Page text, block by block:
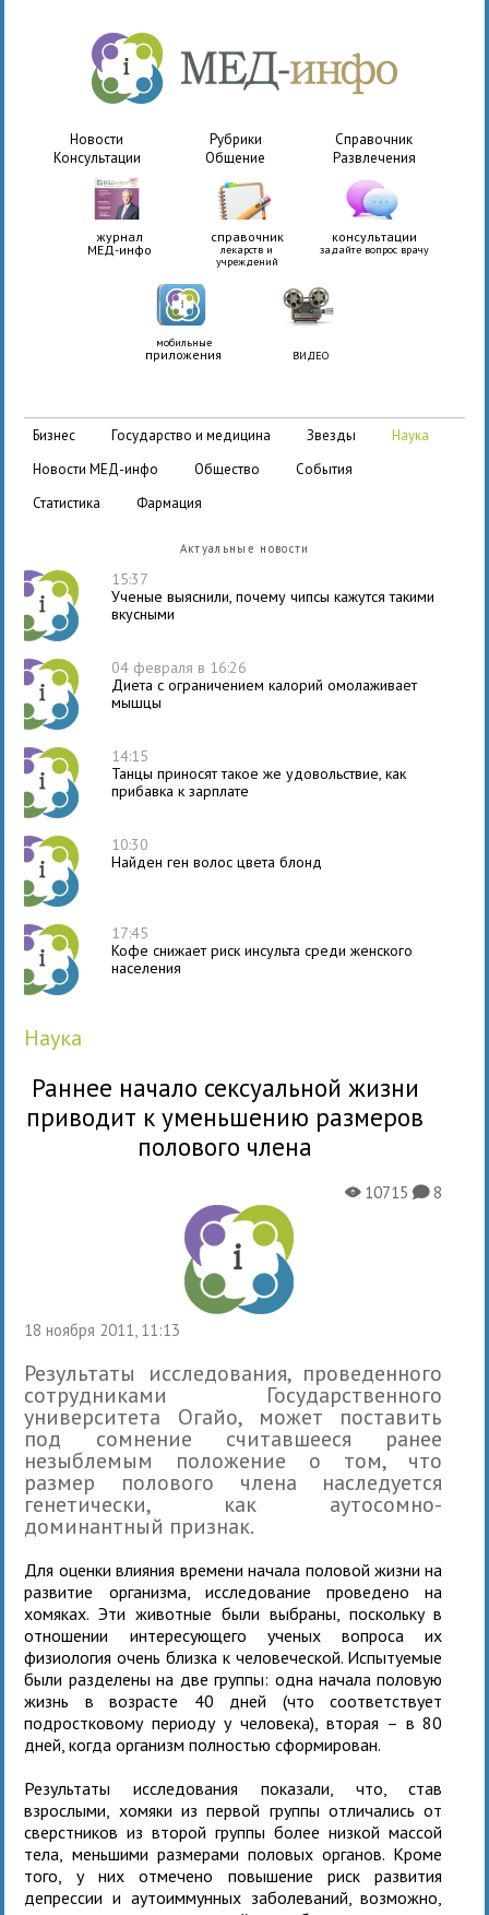
Новости Рубрики
Справочник
Консультации
Общение Развлечения
журнал
МЕД-инфо
справочник
лекарств и
учреждений
консультации
задайте вопрос врачу
мобильные
приложения ВИДЕО
бизнес государство и медицина звезды
наука
новости МЕД-инфо
общество
события
статистика
фармация
Актуальные новости
15:37
Ученые выяснили, почему чипсы кажутся такими
вкусными
04 февраля в 16:26
Диета с ограничением калорий омолаживает
мышцы
14:15
Танцы приносят такое же удовольствие, как
прибавка к зарплате
10:30
Найден ген волос цвета блонд
17:45
Кофе снижает риск инсульта среди женского
населения
наука
Раннее начало сексуальной жизни
приводит к уменьшению размеров
полового члена
18 ноября 2011, 11:13
X10715K8
Результаты исследования, проведенного
сотрудниками Государственного
университета Огайо, может поставить
под сомнение считавшееся ранее
незыблемым положение о том, что
размер полового члена наследуется
генетически, как аутосомно-
доминантный признак.
Для оценки влияния времени начала половой жизни на
развитие организма, исследование проведено на
хомяках. Эти животные были выбраны, поскольку в
отношении интересующего ученых вопроса их
физиология очень близка к человеческой. Испытуемые
были разделены на две группы: одна начала половую
жизнь в возрасте 40 дней (что соответствует
подростковому периоду у человека), вторая – в 80
дней, когда организм полностью сформирован.
Результаты исследования показали, что, став
взрослыми, хомяки из первой группы отличались от
сверстников из второй группы более низкой массой
тела, меньшими размерами половых органов. Кроме
того, у них отмечено повышение риск развития
депрессии и аутоиммунных заболеваний, возможно,